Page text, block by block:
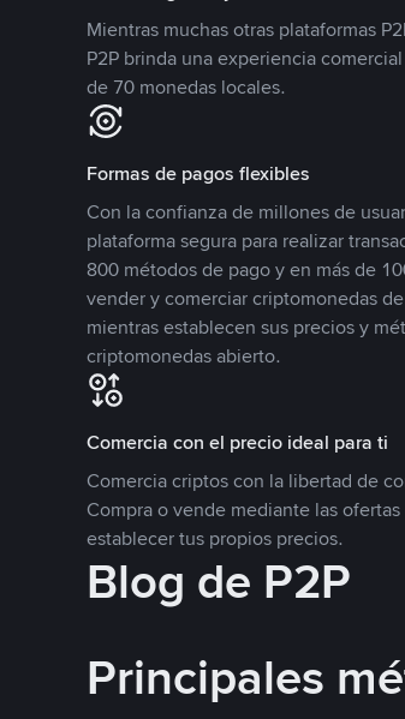
Mientras muchas otras plataformas
P2P brinda una experiencia
de 70 monedas locales.
Formas de pagos flexibles
Con la confianza de millones de
plataforma segura para realizar
800 métodos de pago y en más de
vender y comerciar criptomonedas
mientras establecen sus precios y
criptomonedas abierto.
Comercia con el precio ideal para ti
Comercia criptos con la libertad de
Compra o vende mediante las
establecer tus propios precios.
Blog de P2P
Principales